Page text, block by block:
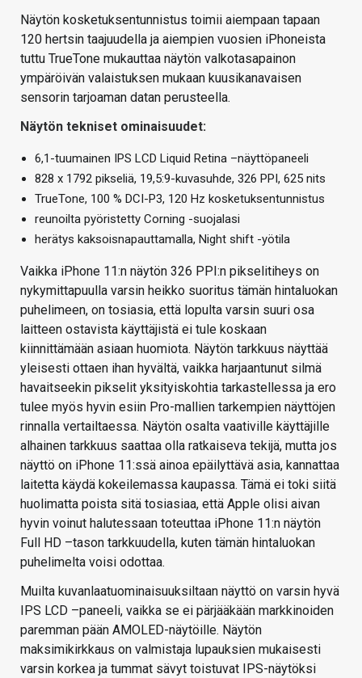
Näytön kosketuksentunnistus toimii aiempaan tapaan
120 hertsin taajuudella ja aiempien vuosien iPhoneista
tuttu TrueTone mukauttaa näytön valkotasapainon
ympäröivän valaistuksen mukaan kuusikanavaisen
sensorin tarjoaman datan perusteella.
Näytön tekniset ominaisuudet:
6,1-tuumainen IPS LCD Liquid Retina –näyttöpaneeli
828 x 1792 pikseliä, 19,5:9-kuvasuhde, 326 PPI, 625 nits
TrueTone, 100 % DCI-P3, 120 Hz kosketuksentunnistus
reunoilta pyöristetty Corning -suojalasi
herätys kaksoisnapauttamalla, Night shift -yötila
Vaikka iPhone 11:n näytön 326 PPI:n pikselitiheys on
nykymittapuulla varsin heikko suoritus tämän hintaluokan
puhelimeen, on tosiasia, että lopulta varsin suuri osa
laitteen ostavista käyttäjistä ei tule koskaan
kiinnittämään asiaan huomiota. Näytön tarkkuus näyttää
yleisesti ottaen ihan hyvältä, vaikka harjaantunut silmä
havaitseekin pikselit yksityiskohtia tarkastellessa ja ero
tulee myös hyvin esiin Pro-mallien tarkempien näyttöjen
rinnalla vertailtaessa. Näytön osalta vaativille käyttäjille
alhainen tarkkuus saattaa olla ratkaiseva tekijä, mutta jos
näyttö on iPhone 11:ssä ainoa epäilyttävä asia, kannattaa
laitetta käydä kokeilemassa kaupassa. Tämä ei toki siitä
huolimatta poista sitä tosiasiaa, että Apple olisi aivan
hyvin voinut halutessaan toteuttaa iPhone 11:n näytön
Full HD –tason tarkkuudella, kuten tämän hintaluokan
puhelimelta voisi odottaa.
Muilta kuvanlaatuominaisuuksiltaan näyttö on varsin hyvä
IPS LCD –paneeli, vaikka se ei pärjääkään markkinoiden
paremman pään AMOLED-näytöille. Näytön
maksimikirkkaus on valmistaja lupauksien mukaisesti
varsin korkea ja tummat sävyt toistuvat IPS-näytöksi